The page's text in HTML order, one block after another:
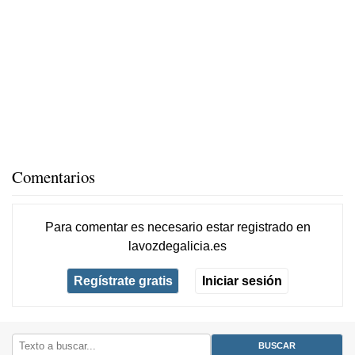
Comentarios
Para comentar es necesario estar registradoen
lavozdegalicia.es
Regístrate gratis Iniciar sesión